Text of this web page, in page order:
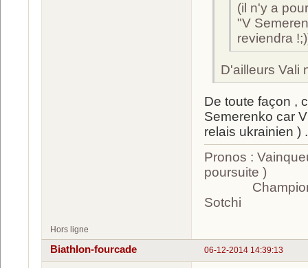
(il n'y a
"V
reviendra
D'ailleurs Vali
De toute façon ,
Semerenko car
relais ukrainien ) .
Pronos :
poursuite )
Champion
Sotchi
Hors ligne
06-12-2014 14:39:13
Biathlon-fourcade